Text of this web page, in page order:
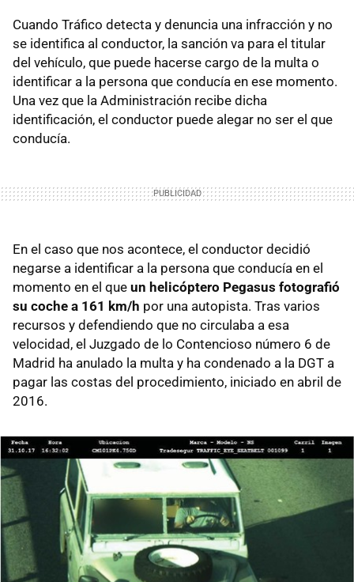
Cuando Tráfico detecta y denuncia una infracción y no
se identifica al conductor, la sanción va para el titular
del vehículo, que puede hacerse cargo de la multa o
identificar a la persona que conducía en ese momento.
Una vez que la Administración recibe dicha
identificación, el conductor puede alegar no ser el que
conducía.
En el caso que nos acontece, el conductor decidió
negarse a identificar a la persona que conducía en el
momento en el que un helicóptero Pegasus fotografió
su coche a 161 km/h por una autopista. Tras varios
recursos y defendiendo que no circulaba a esa
velocidad, el Juzgado de lo Contencioso número 6 de
Madrid ha anulado la multa y ha condenado a la DGT a
pagar las costas del procedimiento, iniciado en abril de
2016.